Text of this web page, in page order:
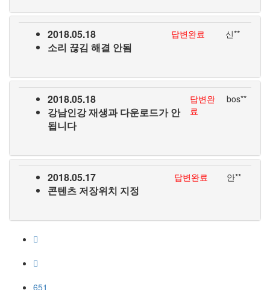
2018.05.18
소리 끊김 해결 안됨
답변완료 신**
2018.05.18
강남인강 재생과 다운로드가 안
됩니다
답변완
료
bos**
2018.05.17
콘텐츠 저장위치 지정
답변완료 안**
651